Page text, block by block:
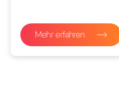
Mehr erfahren